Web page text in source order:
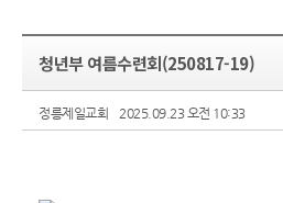
청년부 여름수련회(250817-19)
정릉제일교회 2025.09.23 오전 10:33